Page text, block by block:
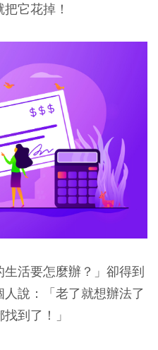
它花掉！
活要怎麼辦？」卻得到
說：「老了就想辦法了
到了！」